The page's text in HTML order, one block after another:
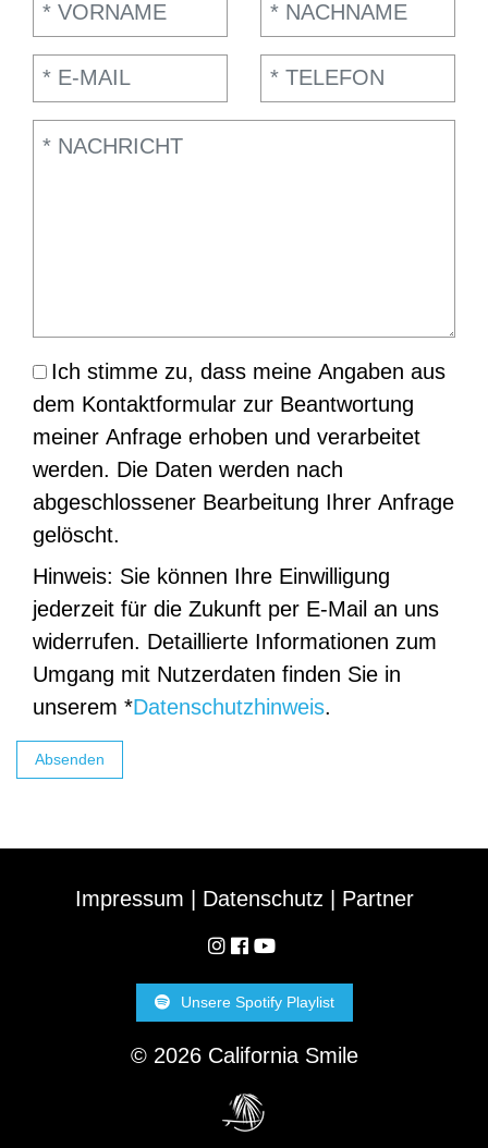
Ich stimme zu, dass meine Angaben aus
dem Kontaktformular zur Beantwortung
meiner Anfrage erhoben und verarbeitet
werden. Die Daten werden nach
abgeschlossener Bearbeitung Ihrer Anfrage
gelöscht.
Hinweis: Sie können Ihre Einwilligung
jederzeit für die Zukunft per E-Mail an uns
widerrufen. Detaillierte Informationen zum
Umgang mit Nutzerdaten finden Sie in
unserem *Datenschutzhinweis.
Impressum Datenschutz Partner
Unsere Spotify Playlist
© 2026California Smile